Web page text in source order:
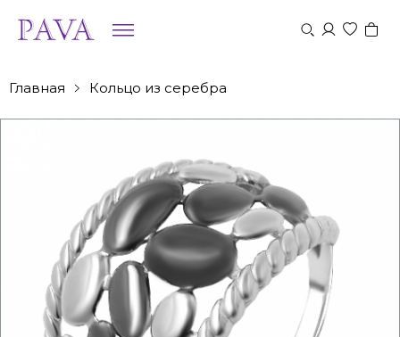
Главная Кольцо из серебра